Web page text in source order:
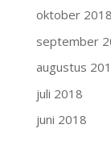
oktober 2018
september
augustus
juli 2018
juni 2018